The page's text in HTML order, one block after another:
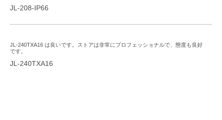
JL-208-IP66
JL-240TXA16 は良いです。ストアは非常にプロフェッショナルで、態度も良好
です。
JL-240TXA16